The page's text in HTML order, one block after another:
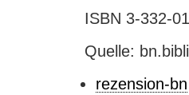
ISBN 3-332-
Quelle:
rezension-bn